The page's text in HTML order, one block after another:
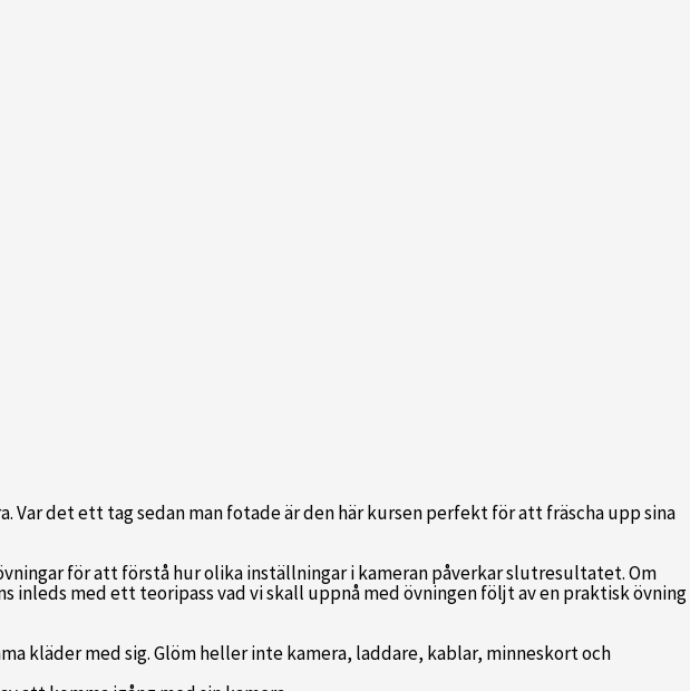
Var det ett tag sedan man fotade är den här kursen perfekt för att fräscha upp sina
för att förstå hur olika inställningar i kameran påverkar slutresultatet. Om
med ett teoripass vad vi skall uppnå med övningen följt av en praktisk övning
kläder med sig. Glöm heller inte kamera, laddare, kablar, minneskort och